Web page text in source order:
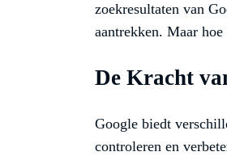
zoekresultaten van
aantrekken. Maar
De Kracht
Google biedt
controleren en